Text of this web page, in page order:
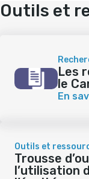
Outils et
Les
le
En
Outils et
Trousse
l’utilisation